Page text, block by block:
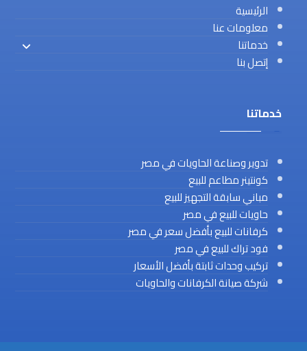
الرئيسية
معلومات عنا
خدماتنا
إتصل بنا
خدماتنا
تدوير وصناعة الحاويات في مصر
كونتينر مطاعم للبيع
مباني سابقة التجهيز للبيع
حاويات للبيع في مصر
كرفانات للبيع بأفضل سعر في مصر
فود تراك للبيع في مصر
تركيب وحدات ثابتة بأفضل الأسعار
شركة صيانة الكرفانات والحاويات